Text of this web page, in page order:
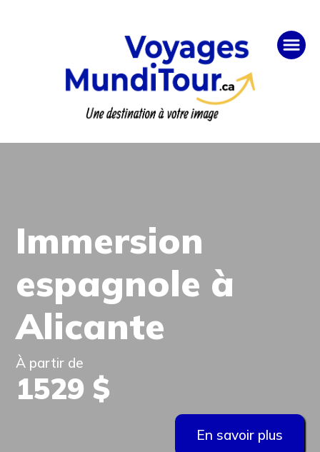
Immersion
espagnole à
Alicante
À partir de
1529 $
En savoir plus